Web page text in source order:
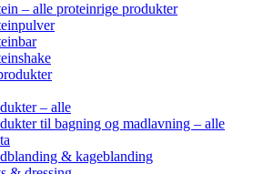
– alle proteinrige produkter
– alle
til bagning og madlavning – alle
& kageblanding